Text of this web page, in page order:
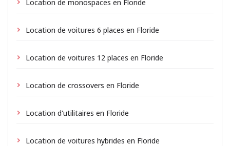
Location de voitures 6 places en Floride
Location de voitures 12 places en Floride
Location de crossovers en Floride
Location d'utilitaires en Floride
Location de voitures hybrides en Floride